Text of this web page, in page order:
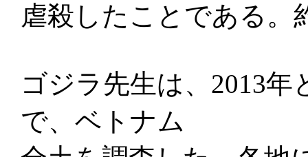
虐殺したことである。
ゴジラ先生は、2013年
で、ベトナム